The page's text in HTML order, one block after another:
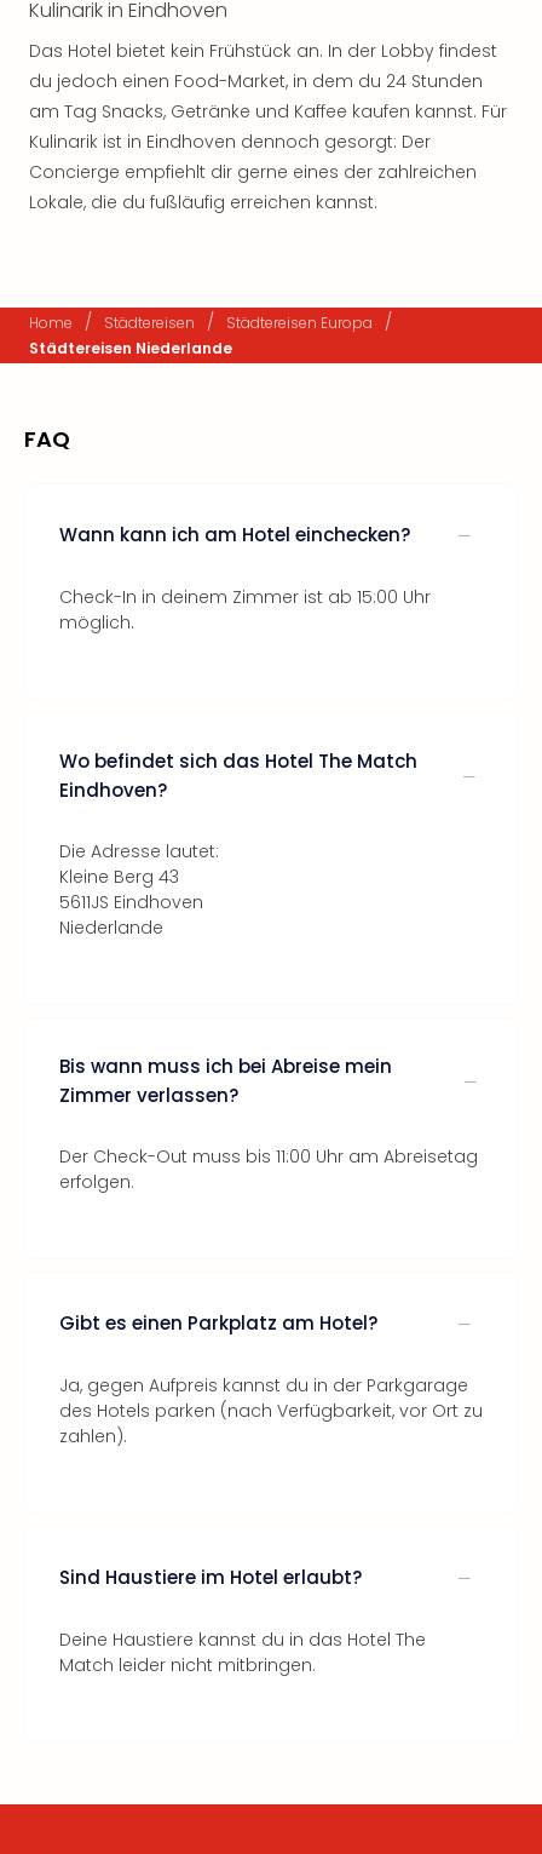
Kulinarik in Eindhoven
Das Hotel bietet kein Frühstück an. In der Lobby findest
du jedoch einen Food-Market, in dem du 24 Stunden
am Tag Snacks, Getränke und Kaffee kaufen kannst. Für
Kulinarik ist in Eindhoven dennoch gesorgt: Der
Concierge empfiehlt dir gerne eines der zahlreichen
Lokale, die du fußläufig erreichen kannst.
Home / Städtereisen / Städtereisen Europa /
Städtereisen Niederlande
FAQ
Wann kann ich am Hotel einchecken?
Check-In in deinem Zimmer ist ab 15:00 Uhr
möglich.
Wo befindet sich das Hotel The Match
Eindhoven?
Die Adresse lautet:
Kleine Berg 43
5611JS Eindhoven
Niederlande
Bis wann muss ich bei Abreise mein
Zimmer verlassen?
Der Check-Out muss bis 11:00 Uhr am Abreisetag
erfolgen.
Gibt es einen Parkplatz am Hotel?
Ja, gegen Aufpreis kannst du in der Parkgarage
des Hotels parken (nach Verfügbarkeit, vor Ort zu
zahlen).
Sind Haustiere im Hotel erlaubt?
Deine Haustiere kannst du in das Hotel The
Match leider nicht mitbringen.